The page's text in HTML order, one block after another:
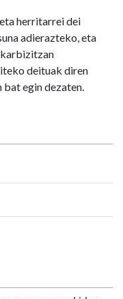
herritarrei dei
adierazteko, eta
deituak diren
egin dezaten.